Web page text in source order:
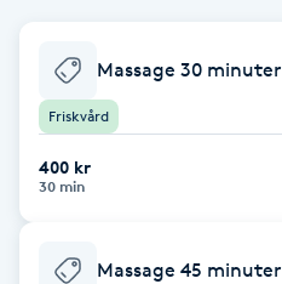
Balayage
Bambumassage
Massage 30 minuter
Friskvård
400 kr
30 min
Massage 45 minuter